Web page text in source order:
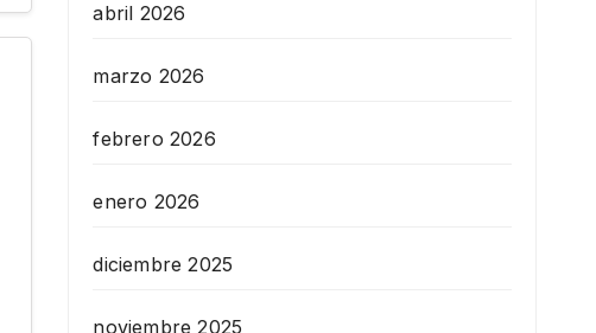
abril 2026
marzo 2026
febrero 2026
enero 2026
diciembre 2025
noviembre 2025